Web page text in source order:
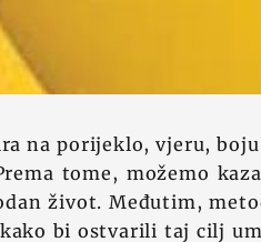
na porijeklo, vjeru,
tome, možemo
život. Međutim,
bi ostvarili taj cilj